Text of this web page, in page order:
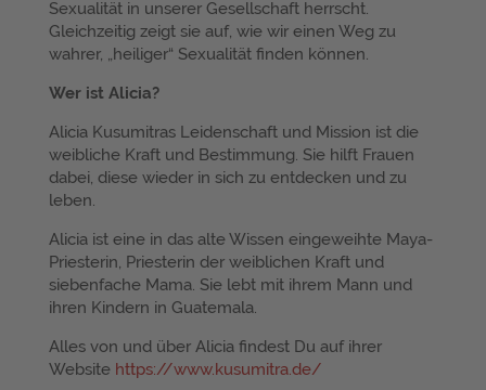
Sexualität in unserer Gesellschaft herrscht.
Gleichzeitig zeigt sie auf, wie wir einen Weg zu
wahrer, „heiliger“ Sexualität finden können.
Wer ist Alicia?
Alicia Kusumitras Leidenschaft und Mission ist die
weibliche Kraft und Bestimmung. Sie hilft Frauen
dabei, diese wieder in sich zu entdecken und zu
leben.
Alicia ist eine in das alte Wissen eingeweihte Maya-
Priesterin, Priesterin der weiblichen Kraft und
siebenfache Mama. Sie lebt mit ihrem Mann und
ihren Kindern in Guatemala.
Alles von und über Alicia findest Du auf ihrer
Website https://www.kusumitra.de/